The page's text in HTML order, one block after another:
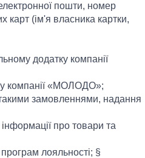
пошти, номер
карт (ім'я власника картки,
додатку компанії
компанії «МОЛОДО»;
замовленнями, надання
про товари та
лояльності; §